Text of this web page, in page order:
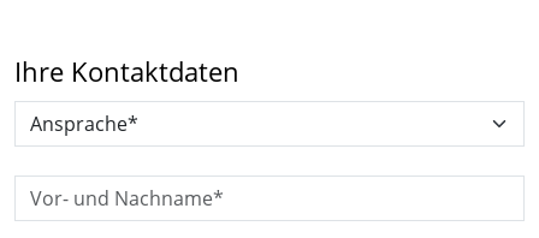
Ihre Kontaktdaten
Ansprache*:
Vor- und Nachname*: